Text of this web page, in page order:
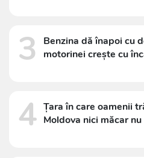
3
Benzina dă înapoi cu
motorinei crește cu
4 Țara în care oamenii
Moldova nici măcar